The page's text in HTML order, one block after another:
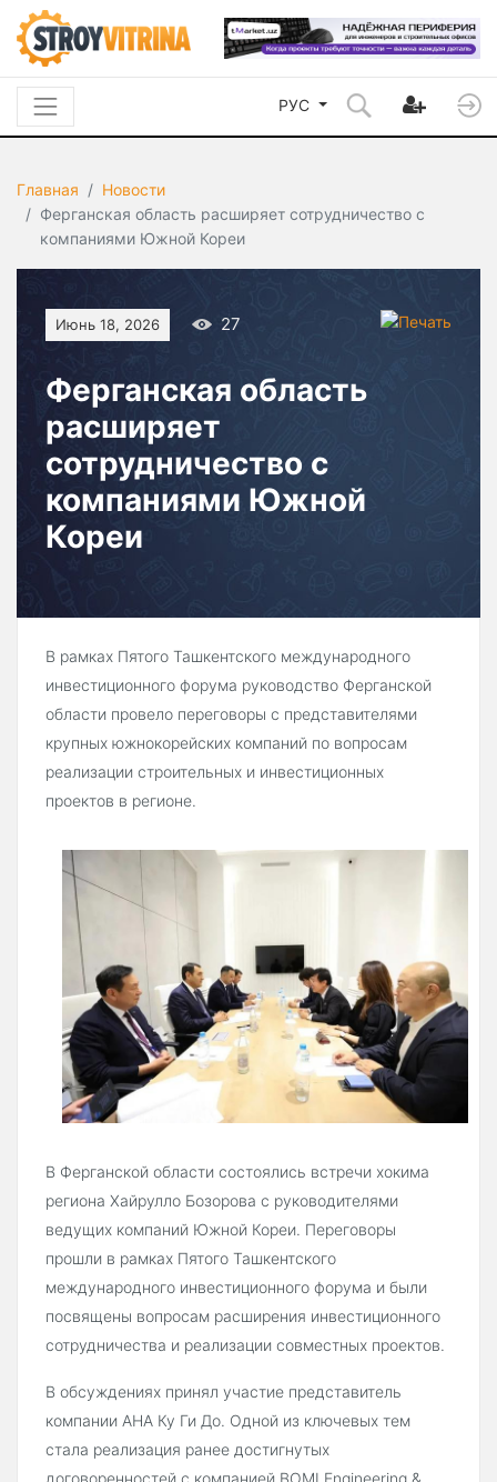
РУС
Главная
Новости
Ферганская область расширяет сотрудничество с
компаниями Южной Кореи
Июнь 18, 2026 27
Ферганская область
расширяет
сотрудничество с
компаниями Южной
Кореи
В рамках Пятого Ташкентского международного
инвестиционного форума руководство Ферганской
области провело переговоры с представителями
крупных южнокорейских компаний по вопросам
реализации строительных и инвестиционных
проектов в регионе.
В Ферганской области состоялись встречи хокима
региона Хайрулло Бозорова с руководителями
ведущих компаний Южной Кореи. Переговоры
прошли в рамках Пятого Ташкентского
международного инвестиционного форума и были
посвящены вопросам расширения инвестиционного
сотрудничества и реализации совместных проектов.
В обсуждениях принял участие представитель
компании AHA Ку Ги До. Одной из ключевых тем
стала реализация ранее достигнутых
договоренностей с компанией BOMI Engineering &